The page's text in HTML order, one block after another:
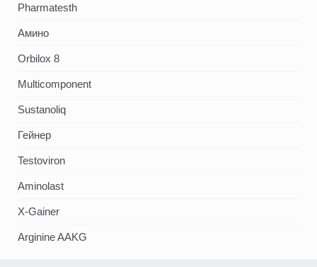
Pharmatesth
Амино
Orbilox 8
Multicomponent
Sustanoliq
Гейнер
Testoviron
Aminolast
X-Gainer
Arginine AAKG